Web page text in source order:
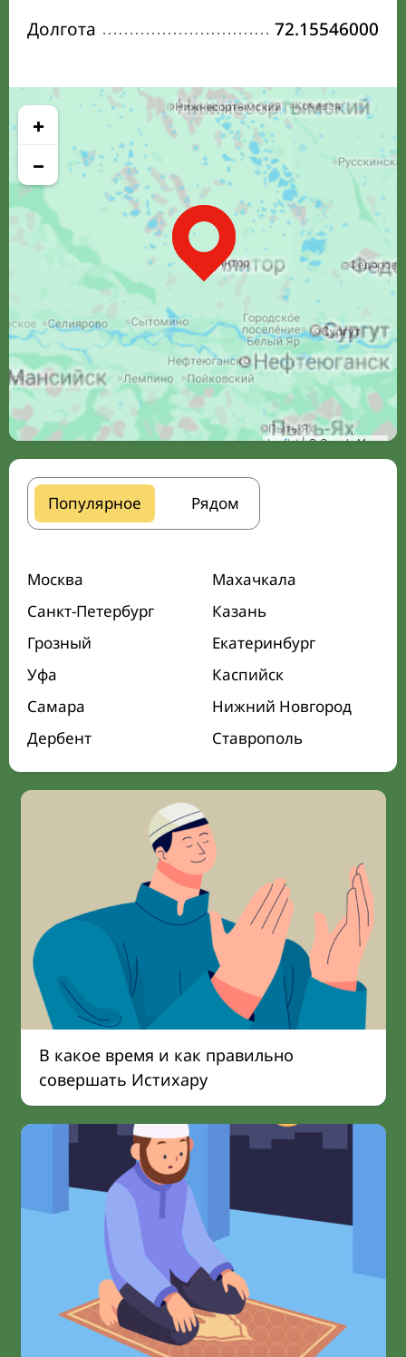
Долгота
72.15546000
+
−
Leaflet| © Google Maps
Популярное Рядом
Москва
Махачкала
Санкт-Петербург
Казань
Грозный
Екатеринбург
Уфа
Каспийск
Самара
Нижний Новгород
Дербент
Ставрополь
В какое время и как правильно
совершать Истихару